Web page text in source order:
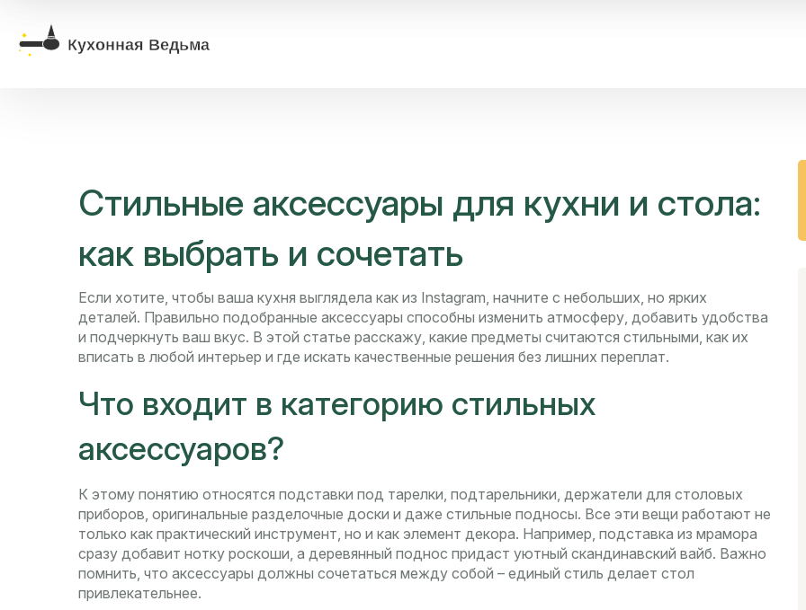
Стильные аксессуары для кухни и стола:
как выбрать и сочетать
Если хотите, чтобы ваша кухня выглядела как из Instagram, начните с небольших, но ярких
деталей. Правильно подобранные аксессуары способны изменить атмосферу, добавить удобства
и подчеркнуть ваш вкус. В этой статье расскажу, какие предметы считаются стильными, как их
вписать в любой интерьер и где искать качественные решения без лишних переплат.
Что входит в категорию стильных
аксессуаров?
К этому понятию относятся подставки под тарелки, подтарельники, держатели для столовых
приборов, оригинальные разделочные доски и даже стильные подносы. Все эти вещи работают не
только как практический инструмент, но и как элемент декора. Например, подставка из мрамора
сразу добавит нотку роскоши, а деревянный подноc придаст уютный скандинавский вайб. Важно
помнить, что аксессуары должны сочетаться между собой – единый стиль делает стол
привлекательнее.